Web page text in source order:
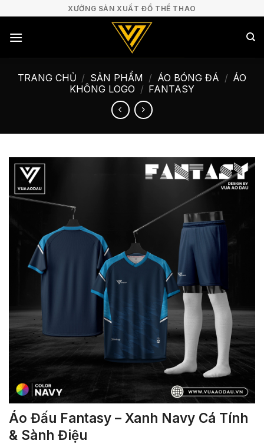
nội
XƯỞNG SẢN XUẤT ĐỒ THỂ THAO
TRANG CHỦ / SẢN PHẨM / ÁO BÓNG ĐÁ / ÁO
KHÔNG LOGO / FANTASY
Áo Đấu Fantasy – Xanh Navy Cá Tính
& Sành Điệu